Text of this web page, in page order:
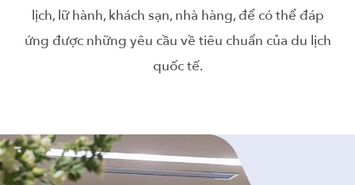
lịch, lữ hành, khách sạn, nhà hàng, để có thể đáp
ứng được những yêu cầu về tiêu chuẩn của du lịch
quốc tế.